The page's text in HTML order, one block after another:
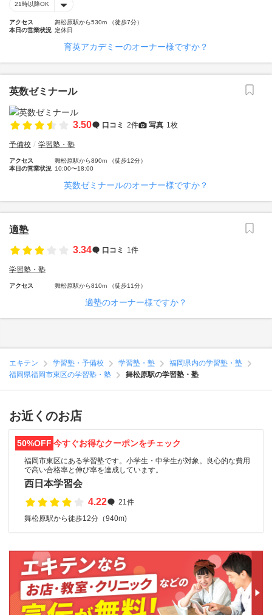
21時以降OK
アクセス
舞松原駅から530m （徒歩7分）
本日の営業状況 定休日
育英アカデミーのオーナー様ですか？
英数ゼミナール
3.50 口コミ 2件 写真 1枚
予備校 学習塾・塾
アクセス
舞松原駅から890m （徒歩12分）
本日の営業状況 10:00〜18:00
英数ゼミナールのオーナー様ですか？
適塾
3.34
口コミ 1件
学習塾・塾
アクセス 舞松原駅から810m （徒歩11分）
適塾のオーナー様ですか？
エキテン 学習塾・予備校 学習塾・塾
福岡県内の学習塾・塾
福岡県福岡市東区の学習塾・塾
舞松原駅の学習塾・塾
お近くのお店
50%OFF 今すぐお得なクーポンをチェック
福岡市東区にある学習塾です。小学生・中学生が対象。良心的な費用
で高い合格率と伸び率を達成しています。
西日本学習会
4.22
21件
舞松原駅から徒歩12分（940m)